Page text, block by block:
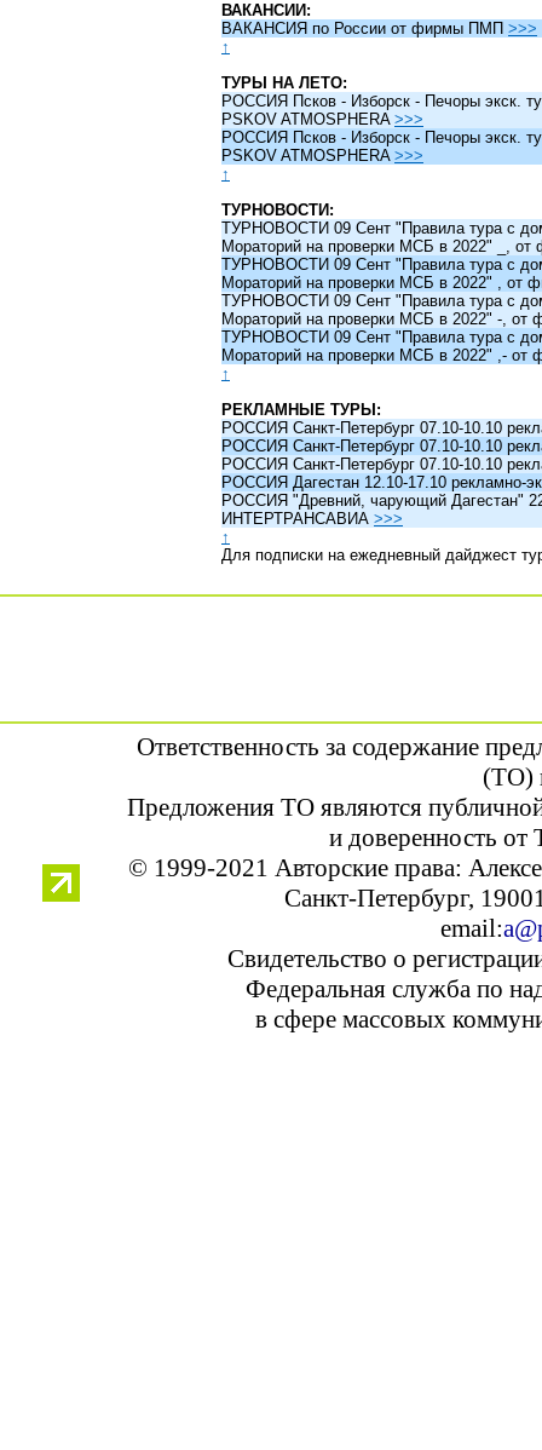
ВАКАНСИИ:
ВАКАНСИЯ по России от фирмы ПМП >>>
↑
ТУРЫ НА ЛЕТО:
РОССИЯ Псков - Изборск - Печоры экск.
PSKOV ATMOSPHERA >>>
РОССИЯ Псков - Изборск - Печоры экск.
PSKOV ATMOSPHERA >>>
↑
ТУРНОВОСТИ:
ТУРНОВОСТИ 09 Сент "Правила тура с
Мораторий на проверки МСБ в 2022" _,
ТУРНОВОСТИ 09 Сент "Правила тура с
Мораторий на проверки МСБ в 2022" ,
ТУРНОВОСТИ 09 Сент "Правила тура с
Мораторий на проверки МСБ в 2022" -,
ТУРНОВОСТИ 09 Сент "Правила тура с
Мораторий на проверки МСБ в 2022" ,-
↑
РЕКЛАМНЫЕ ТУРЫ:
РОССИЯ Санкт-Петербург 07.10-10.10
РОССИЯ Санкт-Петербург 07.10-10.10
РОССИЯ Санкт-Петербург 07.10-10.10
РОССИЯ Дагестан 12.10-17.10 рекламно-
РОССИЯ "Древний, чарующий Дагестан"
ИНТЕРТРАНСАВИА >>>
↑
Для подписки на ежедневный дайджест
Ответственность за содержание
(ТО)
Предложения ТО являются
и доверенность от
© 1999-2021 Авторские права:
Санкт-Петербург,
email:
Свидетельство о
Федеральная служба по
в сфере массовых